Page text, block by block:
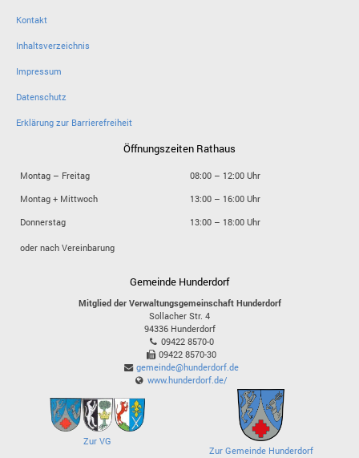
Kontakt
Inhaltsverzeichnis
Impressum
Datenschutz
Erklärung zur Barrierefreiheit
Öffnungszeiten Rathaus
Montag – Freitag
08:00 – 12:00 Uhr
Montag + Mittwoch
13:00 – 16:00 Uhr
Donnerstag
13:00 – 18:00 Uhr
oder nach Vereinbarung
Gemeinde Hunderdorf
Mitglied der Verwaltungsgemeinschaft Hunderdorf
Sollacher Str. 4
94336 Hunderdorf
09422 8570-0
09422 8570-30
gemeinde@hunderdorf.de
www.hunderdorf.de/
Zur VG
Zur Gemeinde Hunderdorf